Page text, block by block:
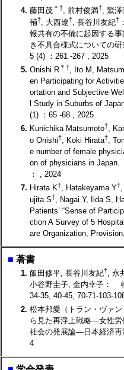
4. 藤田茂 ＊ †, 前村俊満†, 鷲澤
輔† , 大西遼† , 長谷川友紀†
報共有の不備に起因する
き不具合様式についての
5 (4) ：261 -267 , 2025
5. Onishi R ＊ †, Ito M,
en Participating for
ortation and Subjective
l Study in Suburbs of
(1) ：65 -68 , 2025
6. Kunichika Matsumoto†,
o Onishi† , Koki Hirata† ,
e number of female
on of physicians in
： , 2024
7. Hirata K†, Hatakeyama Y†
ujita S† , Nagai Y, Iida S,
Patients’ “Sense of
ction A Survey of 5
are Organization,
■ 著書
1. 飯田修平, 長谷川友紀†, 永
小谷野圭子, 金内幸子：
34-35, 40-45, 70-71-103-
2. 松本邦愛（トラン・ヴァ
ら見た再浮上戦略―女性
社会の発展論―日本経済
4